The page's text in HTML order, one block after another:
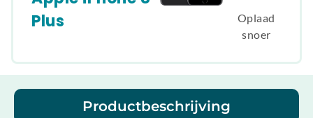
Plus
Oplaad
snoer
Productbeschrijving